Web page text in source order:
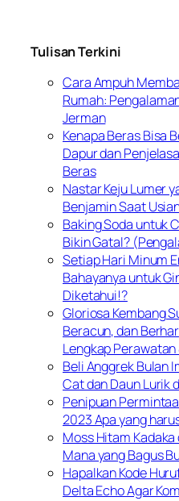
Tulisan Terkini
Cara Ampuh
Rumah:
Jerman
Kenapa Beras Bisa
Dapur dan
Beras
Nastar Keju Lumer
Benjamin Saat
Baking Soda untuk
Bikin Gatal?
Setiap Hari Minum
Bahayanya untuk
Diketahui!?
Gloriosa Kembang
Beracun, dan
Lengkap Perawatan
Beli Anggrek Bulan
Cat dan Daun Lurik
Penipuan
2023 Apa yang
Moss Hitam
Mana yang Bagus
Hapalkan Kode
Delta Echo Agar